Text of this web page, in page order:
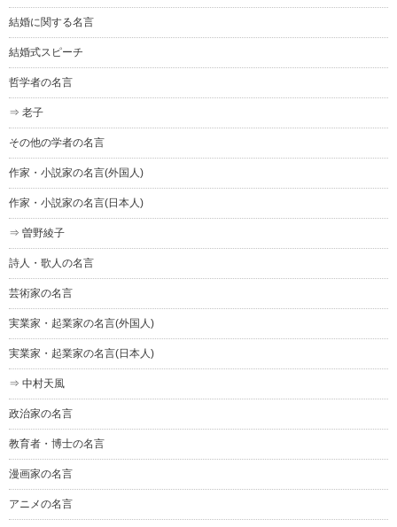
結婚に関する名言
結婚式スピーチ
哲学者の名言
⇒ 老子
その他の学者の名言
作家・小説家の名言(外国人)
作家・小説家の名言(日本人)
⇒ 曽野綾子
詩人・歌人の名言
芸術家の名言
実業家・起業家の名言(外国人)
実業家・起業家の名言(日本人)
⇒ 中村天風
政治家の名言
教育者・博士の名言
漫画家の名言
アニメの名言